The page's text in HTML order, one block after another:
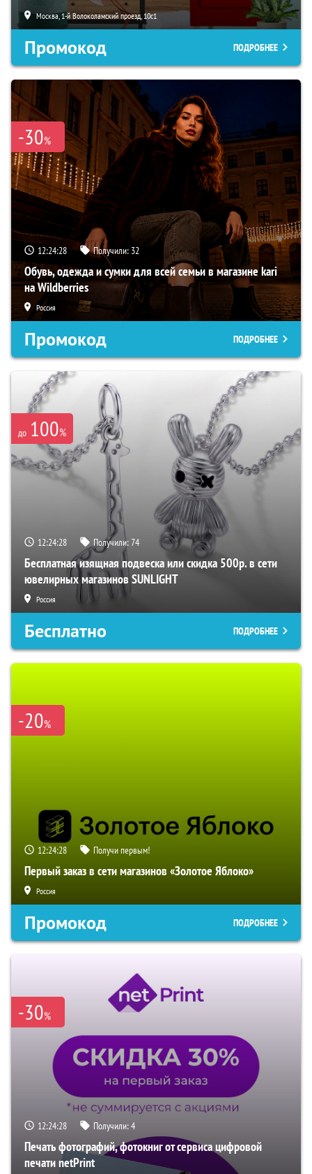
Москва, 1-й Волоколамский проезд, 10с1
Промокод ПОДРОБНЕЕ
-30%
12:24:27 Получили: 32
Обувь, одежда и сумки для всей семьи в магазине kari
на Wildberries
Россия
Промокод ПОДРОБНЕЕ
до 100%
12:24:27 Получили:74
Бесплатная изящная подвеска или скидка 500р. в сети
ювелирных магазинов SUNLIGHT
Россия
Бесплатно ПОДРОБНЕЕ
-20%
12:24:27 Получи первым!
Первый заказ в сети магазинов «Золотое Яблоко»
Россия
Промокод ПОДРОБНЕЕ
-30%
12:24:27 Получили:4
Печать фотографий, фотокниг от сервиса цифровой
печати netPrint